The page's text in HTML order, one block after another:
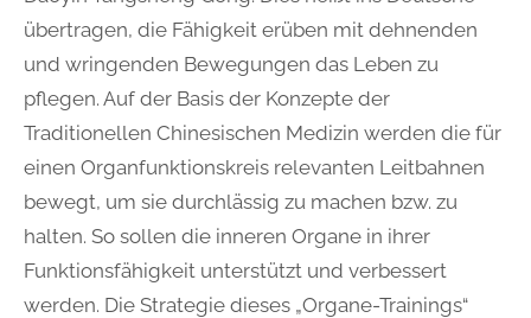
übertragen, die Fähigkeit erüben mit dehnenden
und wringenden Bewegungen das Leben zu
pflegen. Auf der Basis der Konzepte der
Traditionellen Chinesischen Medizin werden die für
einen Organfunktionskreis relevanten Leitbahnen
bewegt, um sie durchlässig zu machen bzw. zu
halten. So sollen die inneren Organe in ihrer
Funktionsfähigkeit unterstützt und verbessert
werden. Die Strategie dieses „Organe-Trainings“